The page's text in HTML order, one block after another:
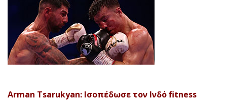
Arman Tsarukyan: Ισοπέδωσε τον Ινδό fitness